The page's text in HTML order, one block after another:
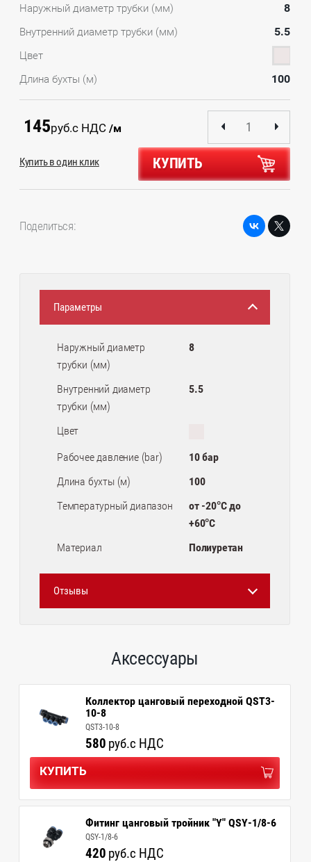
Наружный диаметр трубки (мм) 8
Внутренний диаметр трубки (мм) 5.5
Цвет
Длина бухты (м)
100
145руб.с НДС /м
КУПИТЬ
Купить в один клик
Поделиться:
Параметры
Наружный диаметр
трубки (мм)
8
Внутренний диаметр
трубки (мм)
5.5
Цвет
Рабочее давление (bar)
10 бар
Длина бухты (м)
100
Температурный диапазон
от -20°С до
+60°С
Материал
Полиуретан
Отзывы
Аксессуары
Коллектор цанговый переходной QST3-
10-8
QST3-10-8
580 руб.с НДС
КУПИТЬ
Фитинг цанговый тройник "Y" QSY-1/8-6
QSY-1/8-6
420 руб.с НДС